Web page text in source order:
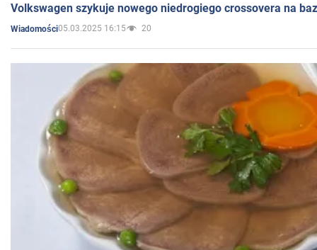
Volkswagen szykuje nowego niedrogiego crossovera na
Wiadomości05.03.2025 16:15 20